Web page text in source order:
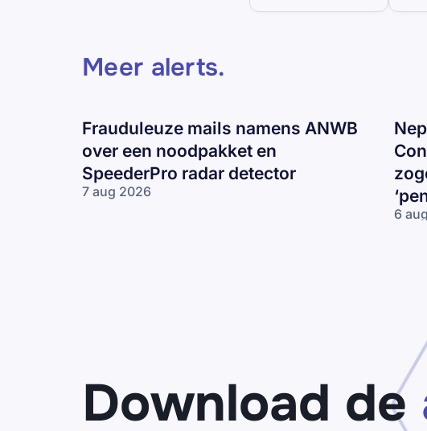
Meer alerts.
Frauduleuze mails namens ANWB
over een noodpakket en
SpeederPro radar detector
7 aug 2026
Frauduleuze
6
Download de